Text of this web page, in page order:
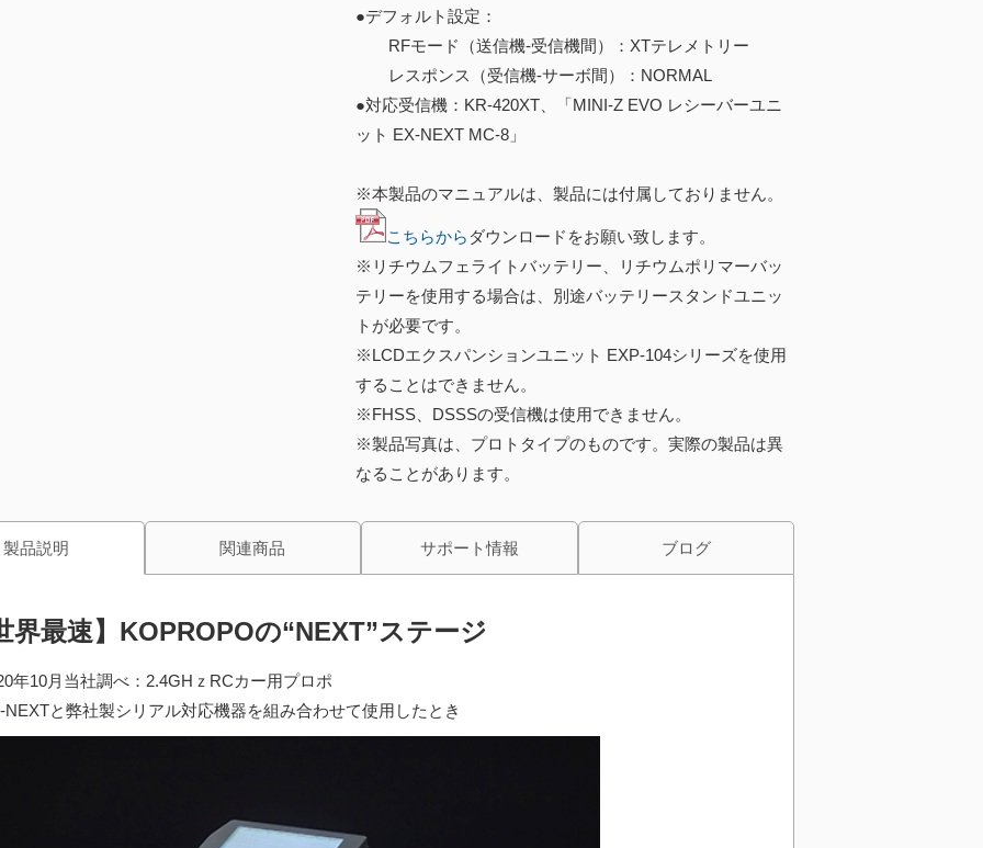
●デフォルト設定：
RFモード（送信機-受信機間）：XTテレメトリー
レスポンス（受信機-サーボ間）：NORMAL
●対応受信機：KR-420XT、「MINI-Z EVO レシーバーユニ
ット EX-NEXT MC-8」
※本製品のマニュアルは、製品には付属しておりません。
こちらから ダウンロードをお願い致します。
※リチウムフェライトバッテリー、リチウムポリマーバッ
テリーを使用する場合は、別途バッテリースタンドユニッ
トが必要です。
※LCDエクスパンションユニット EXP-104シリーズを使用
することはできません。
※FHSS、DSSSの受信機は使用できません。
※製品写真は、プロトタイプのものです。実際の製品は異
なることがあります。
製品説明 関連商品 サポート情報 ブログ
界最速】KOPROPOの“NEXT”ステージ
年10月当社調べ：2.4GHｚRCカー用プロポ
と弊社製シリアル対応機器を組み合わせて使用したとき